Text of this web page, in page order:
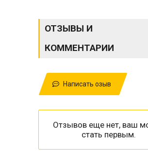
ОТЗЫВЫ И
КОММЕНТАРИИ
Написать озыв
Отзывов еще нет, ваш
стать первым.